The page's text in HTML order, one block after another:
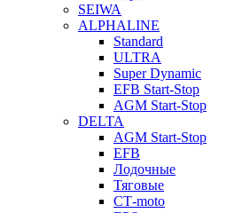
SEIWA
ALPHALINE
Standard
ULTRA
Super Dynamic
EFB Start-Stop
AGM Start-Stop
DELTA
AGM Start-Stop
EFB
Лодочные
Тяговые
СТ-moto